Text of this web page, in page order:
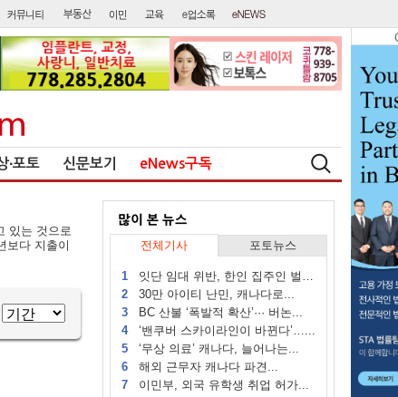
∙포토 신문보기 eNews구독
있는 것으로
보다 지출이
전체기사 포토뉴스
1잇단 임대 위반, 한인 집주인 벌금...
230만 아이티 난민, 캐나다로...
3BC 산불 ‘폭발적 확산’··· 버논...
4‘밴쿠버 스카이라인이 바뀐다’…...
5‘무상 의료’ 캐나다, 늘어나는...
6해외 근무자 캐나다 파견...
7이민부, 외국 유학생 취업 허가...